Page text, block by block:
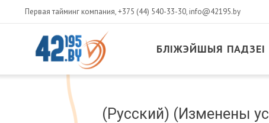
Первая тайминг компания,+375 (44) 540-33-30, info@42195.by
БЛІЖЭЙШЫЯ ПАДЗЕІ
CONTENT
14,
(Русский) (Изменены